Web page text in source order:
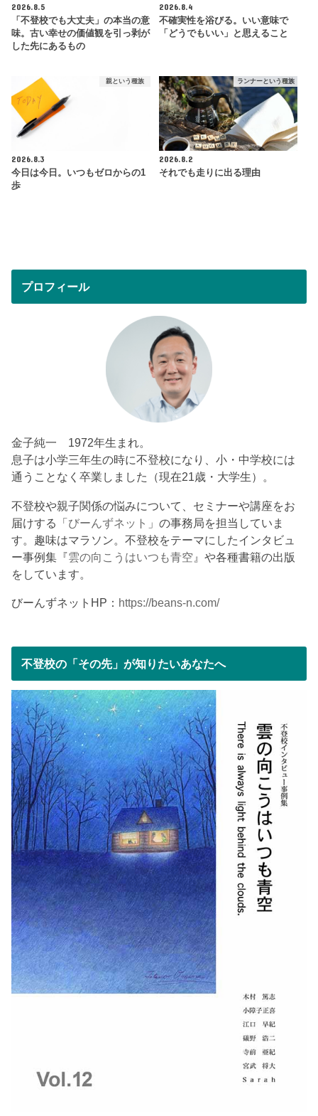
2026.8.5
「不登校でも大丈夫」の本当の意
味。古い幸せの価値観を引っ剥が
した先にあるもの
2026.8.4
不確実性を浴びる。いい意味で
「どうでもいい」と思えること
親という種族
2026.8.3
今日は今日。いつもゼロからの1
歩
ランナーという種族
2026.8.2
それでも走りに出る理由
プロフィール
金子純一 1972年生まれ。
息子は小学三年生の時に不登校になり、小・中学校には
通うことなく卒業しました（現在21歳・大学生）。
不登校や親子関係の悩みについて、セミナーや講座をお
届けする「びーんずネット 」の事務局を担当していま
す。趣味はマラソン。不登校をテーマにしたインタビュ
ー事例集『雲の向こうはいつも青空 』や各種書籍の出版
をしています。
びーんずネットHP： https://beans-n.com/
不登校の「その先」が知りたいあなたへ